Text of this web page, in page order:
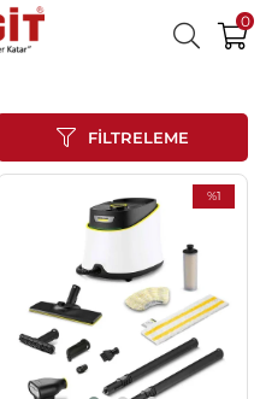
0
Google İle Bağlan
FILTRELEME
%1
%1İndirim